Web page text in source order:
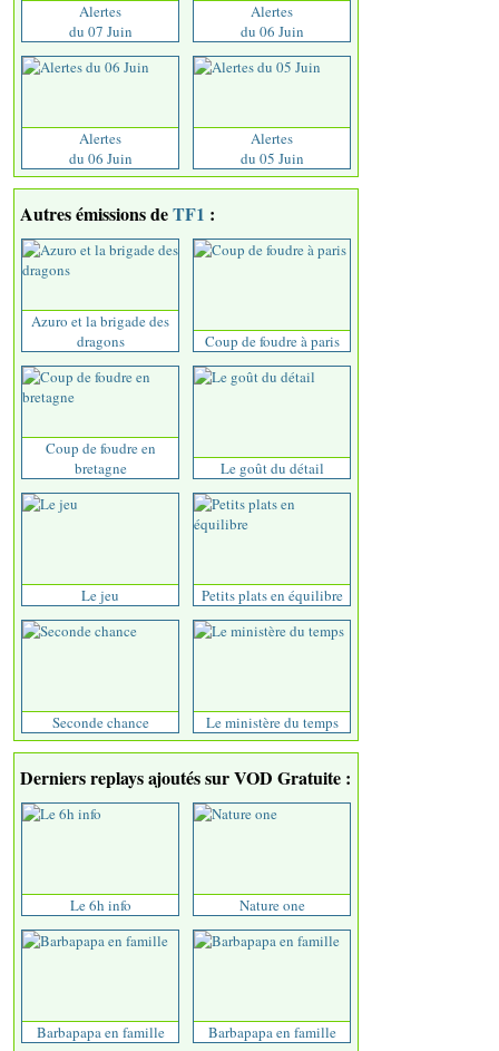
Alertes
du 07 Juin
Alertes
du 06 Juin
Alertes
du 06 Juin
Alertes
du 05 Juin
Autres émissions deTF1 :
Azuro et la brigade des
dragons
Coup de foudre à paris
Coup de foudre en
bretagne
Le goût du détail
Le jeu Petits plats en équilibre
Seconde chance Le ministère du temps
Derniers replays ajoutés sur VOD Gratuite :
Le 6h info Nature one
Barbapapa en famille Barbapapa en famille